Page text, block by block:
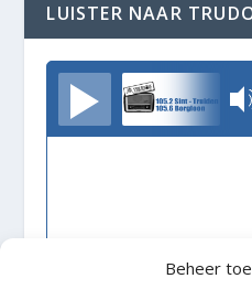
Beheer
LUISTER NAAR